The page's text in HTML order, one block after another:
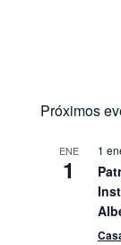
Próximos
ENE
1
1